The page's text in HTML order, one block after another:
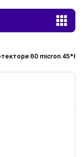
60 micron